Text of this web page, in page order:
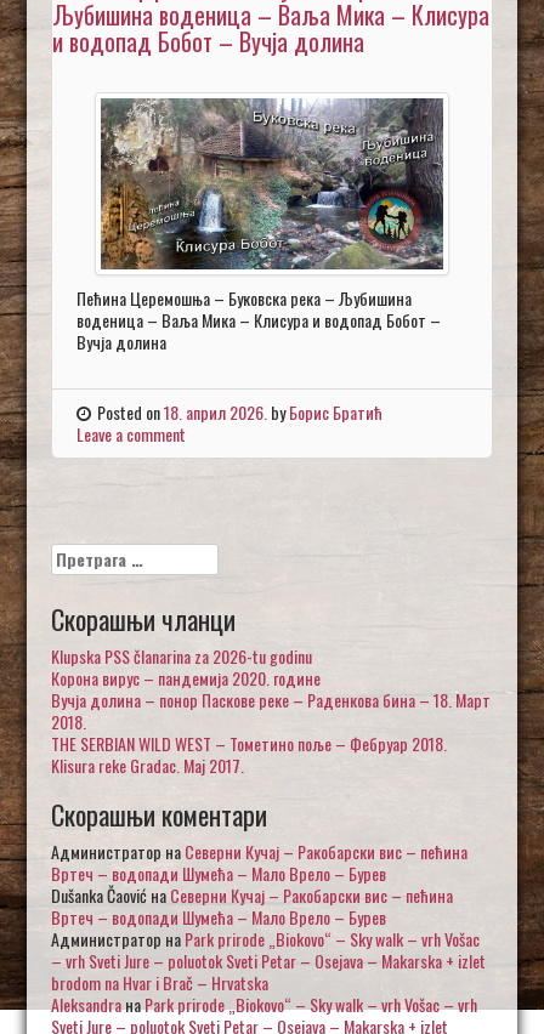
Љубишина воденица – Ваља Мика – Клисура
и водопад Бобот – Вучја долина
Пећина Церемошња – Буковска река – Љубишина
воденица – Ваља Мика – Клисура и водопад Бобот –
Вучја долина
Posted on18. април 2026. byБорис Братић
Leave a comment
Претрага
за:
Скорашњи чланци
Klupska PSS članarina za 2026-tu godinu
Корона вирус – пандемија 2020. године
Вучја долина – понор Паскове реке – Раденкова бина – 18. Март
2018.
THE SERBIAN WILD WEST – Тометино поље – Фебруар 2018.
Klisura reke Gradac. Maj 2017.
Скорашњи коментари
Администратор наСеверни Кучај – Ракобарски вис – пећина
Вртеч – водопади Шумећа – Мало Врело – Бурев
Dušanka ČaovićнаСеверни Кучај – Ракобарски вис – пећина
Вртеч – водопади Шумећа – Мало Врело – Бурев
Администратор наPark prirode „Biokovo“ – Sky walk – vrh Vošac
– vrh Sveti Jure – poluotok Sveti Petar – Osejava – Makarska + izlet
brodom na Hvar i Brač – Hrvatska
AleksandraнаPark prirode „Biokovo“ – Sky walk – vrh Vošac – vrh
Sveti Jure – poluotok Sveti Petar – Osejava – Makarska + izlet